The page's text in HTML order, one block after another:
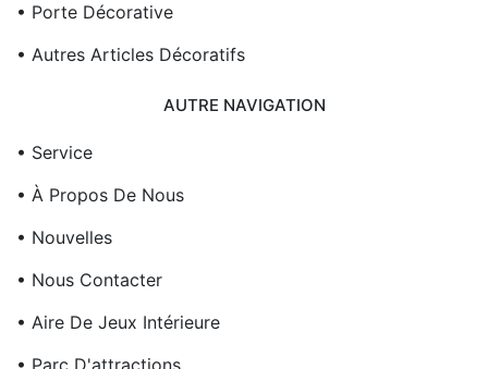
• Porte Décorative
• Autres Articles Décoratifs
AUTRE NAVIGATION
• Service
• À Propos De Nous
• Nouvelles
• Nous Contacter
• Aire De Jeux Intérieure
• Parc D'attractions